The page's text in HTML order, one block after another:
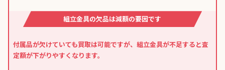
組立金具の欠品は減額の要因です
付属品が欠けていても買取は可能ですが、組立金具が不足すると査
定額が下がりやすくなります。